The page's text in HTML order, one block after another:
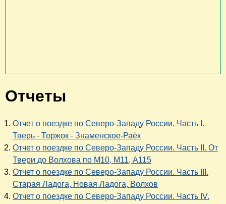
Отчеты
Отчет о поездке по Северо-Западу России. Часть I.
Тверь - Торжок - Знаменское-Раёк
Отчет о поездке по Северо-Западу России. Часть II. От
Твери до Волхова по М10, М11, А115
Отчет о поездке по Северо-Западу России. Часть III.
Старая Ладога, Новая Ладога, Волхов
Отчет о поездке по Северо-Западу России. Часть IV.